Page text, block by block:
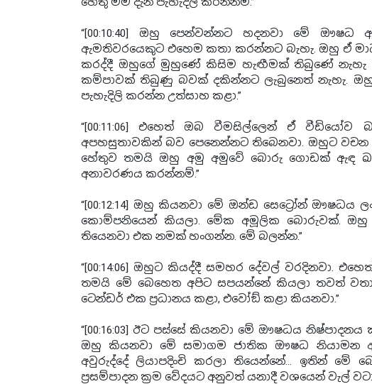
“[00:10:40] ඔහු පෙන්වන්නට හදනවා මේ
ඇමතිවරයෙකුට එහෙම කතා කරන්නට බැහැ. ඔහු ඒ
කරද්දී ඔහුගේ මුහුණේ කිසිම හැඟීමක් තිබුණේ
කම්පාවක් තිබුණු බවක් දකින්නට ලැබුනෙත් නැහැ.
පැහැදිලි කරන්න උත්සාහ කළා.”
“[00:11:06] එහෙත් ඔබ වීමසිල්ලෙන් ඒ
අපහසුතාවකින් බව පෙනෙන්නට තිබෙනවා. ඔහුට
හේතුව තමයි ඔහු අමු අමුවේ බොරු ගොඩක් ඇඳ
අනාවරණය කරන්නම්.”
“[00:12:14] ඔහු කියනවා මේ ඔන්ඩ සෙට්‍රෝන්
කොම්පනියෙන් කියලා. මේක අමූලික බොරුවක්. ඔහු
තියෙනවා එක නමක් හංගන්න. මේ බලන්න.”
“[00:14:06] ඔහුට කියද්දී සමහර දේවල් වරදිනවා.
තමයි මේ බෙහෙත අපිට සපයන්නේ කියලා තවත්
ටෙන්ඩර් එක ප්‍රධානය කළා, එවෝඞ් කළා කියනවා.”
“[00:16:03] ඊට පස්සේ කියනවා මේ ඖෂධය
ඔහු කියනවා මේ සමාගම ජාතික ඖෂධ නියාමන
අවුරුද්දේ ලියාපදිංචි කරලා තියෙන්නේ… ඉතින් මේ
ප්‍රසම්පාදන ක්‍රම වේදයට අනුවත් යනාදී වශයෙන් වැල්